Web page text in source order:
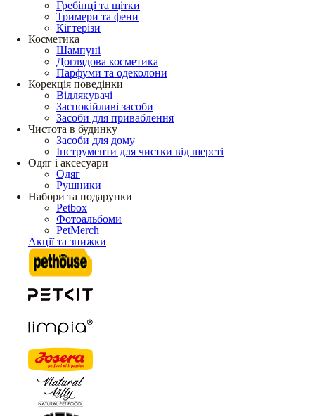
Гребінці та щітки
Тримери та фени
Кігтерізи
Косметика
Шампуні
Доглядова косметика
Парфуми та одеколони
Корекція поведінки
Відлякувачі
Заспокійливі засоби
Засоби для приваблення
Чистота в будинку
Засоби для дому
Інструменти для чистки від шерсті
Одяг і аксесуари
Одяг
Рушники
Набори та подарунки
Petbox
Фотоальбоми
PetMerch
Акції та знижки